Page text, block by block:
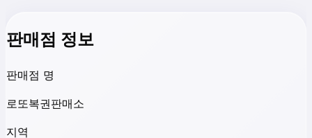
판매점 정보
판매점 명
로또복권판매소
지역